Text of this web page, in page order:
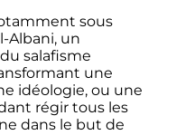
sous
Albani, un
salafisme
une
idéologie, ou une
régir tous les
dans le but de